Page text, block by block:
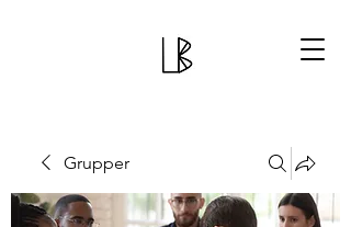
Grupper